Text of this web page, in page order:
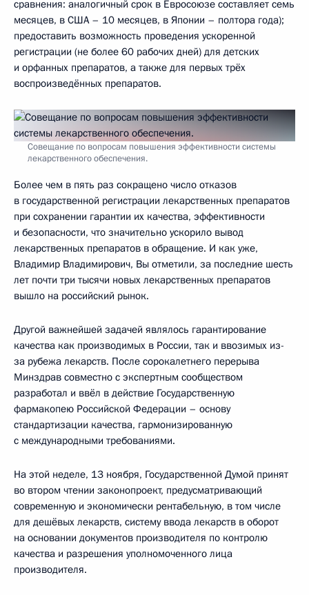
сравнения: аналогичный срок в Евросоюзе составляет семь
месяцев, в США – 10 месяцев, в Японии – полтора года);
предоставить возможность проведения ускоренной
регистрации (не более 60 рабочих дней) для детских
и орфанных препаратов, а также для первых трёх
воспроизведённых препаратов.
Совещание по вопросам повышения эффективности системы
лекарственного обеспечения.
Более чем в пять раз сокращено число отказов
в государственной регистрации лекарственных препаратов
при сохранении гарантии их качества, эффективности
и безопасности, что значительно ускорило вывод
лекарственных препаратов в обращение. И как уже,
Владимир Владимирович, Вы отметили, за последние шесть
лет почти три тысячи новых лекарственных препаратов
вышло на российский рынок.
Другой важнейшей задачей являлось гарантирование
качества как производимых в России, так и ввозимых из-
за рубежа лекарств. После сорокалетнего перерыва
Минздрав совместно с экспертным сообществом
разработал и ввёл в действие Государственную
фармакопею Российской Федерации – основу
стандартизации качества, гармонизированную
с международными требованиями.
На этой неделе, 13 ноября, Государственной Думой принят
во втором чтении законопроект, предусматривающий
современную и экономически рентабельную, в том числе
для дешёвых лекарств, систему ввода лекарств в оборот
на основании документов производителя по контролю
качества и разрешения уполномоченного лица
производителя.